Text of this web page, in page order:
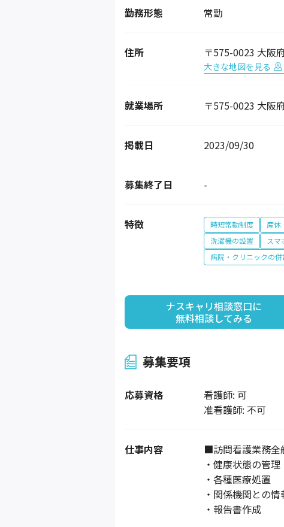
勤務形態 常勤
住所 〒575-0023 大阪
大きな地図を見る
就業場所 〒575-0023 大阪
掲載日 2023/09/30
募集終了日 -
特徴 時短常勤制度 産休
洗濯機の設置
スマ
病院・クリニックの併
ナスキャリ相談窓口に
無料相談してみる
募集要項
応募資格
看護師: 可
准看護師: 不可
仕事内容
■訪問看護業務全
・健康状態の管理
・各種医療処置
・関係機関との
・報告書作成